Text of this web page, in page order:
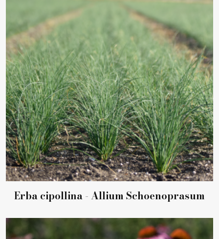
Erba cipollina - Allium Schoenoprasum